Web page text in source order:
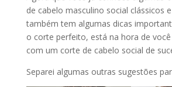
de cabelo masculino social clássicos
também tem algumas dicas
o corte perfeito, está na hora de
com um corte de cabelo social de
Separei algumas outras sugestões